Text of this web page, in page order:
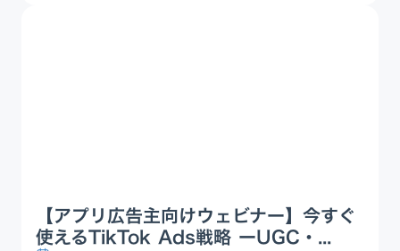
【アプリ広告主向けウェビナー】今すぐ
使えるTikTok Ads戦略 ーUGC・...